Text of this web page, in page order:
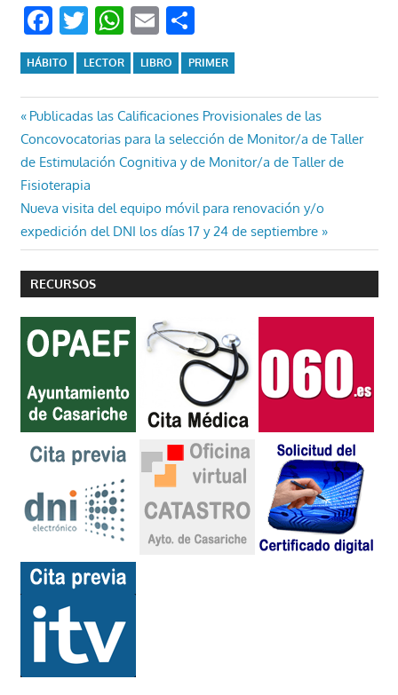
Facebook
Twitter
WhatsApp
EmailCompartir
HÁBITO LECTOR LIBRO PRIMER
Navegación
de
entradas
Entrada
anterior:
Publicadas las Calificaciones Provisionales de las
Concovocatorias para la selección de Monitor/a de Taller
de Estimulación Cognitiva y de Monitor/a de Taller de
Fisioterapia
Entrada
siguiente:
Nueva visita del equipo móvil para renovación y/o
expedición del DNI los días 17 y 24 de septiembre
RECURSOS